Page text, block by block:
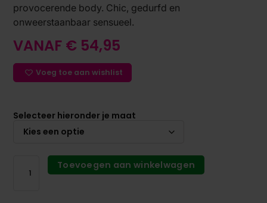
provocerende body. Chic, gedurfd en
onweerstaanbaar sensueel.
VANAF € 54,95
Voeg toe aan wishlist
Selecteer hieronder je maat
Toevoegen aan winkelwagen